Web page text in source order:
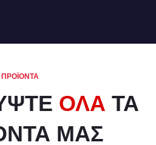
ΠΡΟΪΟΝΤΑ
ΟΛΑ ΤΑ
ΜΑΣ